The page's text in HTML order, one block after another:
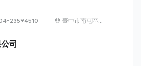
04-23594510
臺中市南屯區文
司